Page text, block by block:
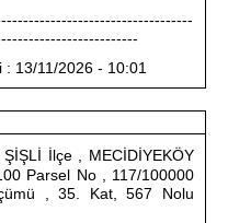
: 13/11/2026 - 10:01
İlçe , MECİDİYEKÖY
Parsel No , 117/100000
, 35. Kat, 567 Nolu